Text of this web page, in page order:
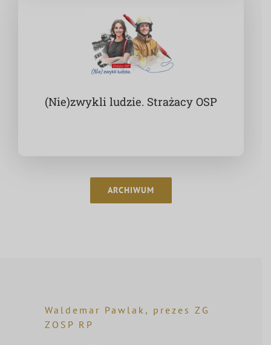
(Nie)zwykli ludzie. Strażacy OSP
ARCHIWUM
Waldemar Pawlak, prezes ZG
ZOSP RP